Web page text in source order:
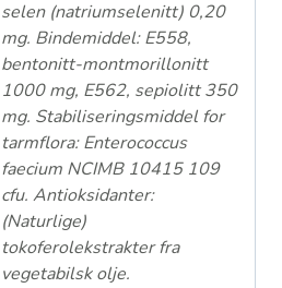
selen (natriumselenitt) 0,20
mg. Bindemiddel: E558,
bentonitt-montmorillonitt
1000 mg, E562, sepiolitt 350
mg. Stabiliseringsmiddel for
tarmflora: Enterococcus
faecium NCIMB 10415 109
cfu. Antioksidanter:
(Naturlige)
tokoferolekstrakter fra
vegetabilsk olje.